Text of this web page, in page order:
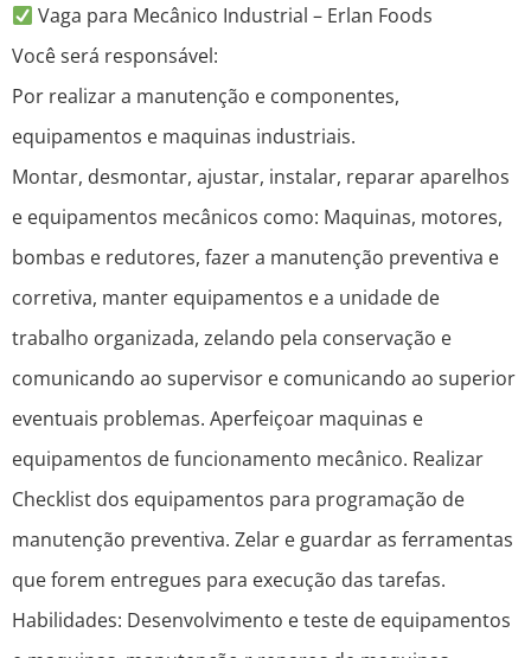
Vaga para Mecânico Industrial – Erlan Foods
Você será responsável:
Por realizar a manutenção e componentes,
equipamentos e maquinas industriais.
Montar, desmontar, ajustar, instalar, reparar aparelhos
e equipamentos mecânicos como: Maquinas, motores,
bombas e redutores, fazer a manutenção preventiva e
corretiva, manter equipamentos e a unidade de
trabalho organizada, zelando pela conservação e
comunicando ao supervisor e comunicando ao superior
eventuais problemas. Aperfeiçoar maquinas e
equipamentos de funcionamento mecânico. Realizar
Checklist dos equipamentos para programação de
manutenção preventiva. Zelar e guardar as ferramentas
que forem entregues para execução das tarefas.
Habilidades: Desenvolvimento e teste de equipamentos